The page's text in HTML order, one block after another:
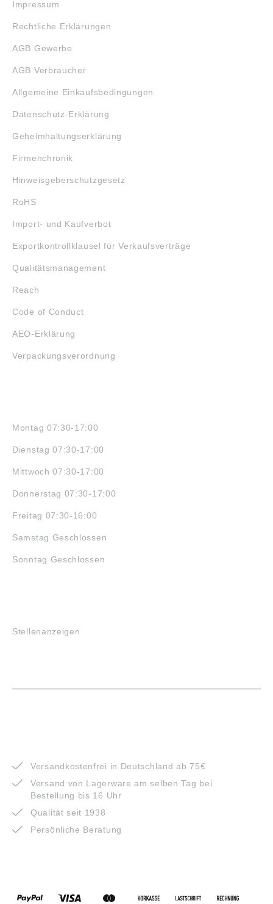
Impressum
Rechtliche Erklärungen
AGB Gewerbe
AGB Verbraucher
Allgemeine Einkaufsbedingungen
Datenschutz-Erklärung
Geheimhaltungserklärung
Firmenchronik
Hinweisgeberschutzgesetz
RoHS
Import- und Kaufverbot
Exportkontrollklausel für Verkaufsverträge
Qualitätsmanagement
Reach
Code of Conduct
AEO-Erklärung
Verpackungsverordnung
Montag 07:30-17:00
Dienstag 07:30-17:00
Mittwoch 07:30-17:00
Donnerstag 07:30-17:00
Freitag 07:30-16:00
Samstag Geschlossen
Sonntag Geschlossen
Stellenanzeigen
Versandkostenfrei in Deutschland ab 75€
Versand von Lagerware am selben Tag bei
Bestellung bis 16 Uhr
Qualität seit 1938
Persönliche Beratung